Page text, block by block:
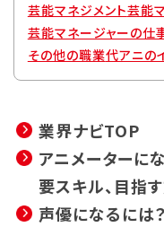
芸能マネジメント芸能
芸能マネージャーの仕
その他の職業代アニの
業界ナビTOP
アニメーターに
要スキル、目指
声優になるには